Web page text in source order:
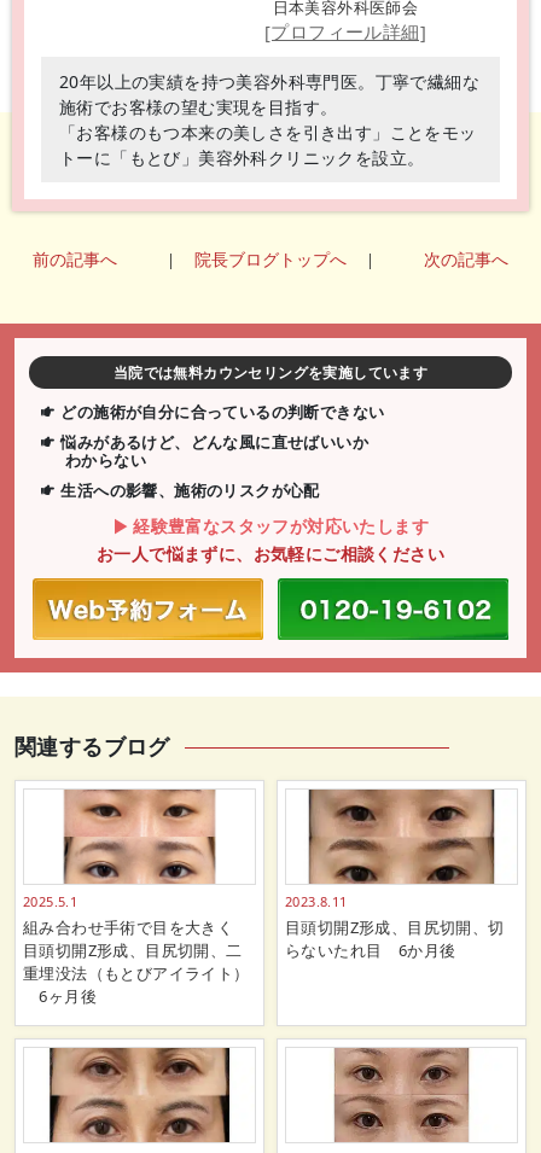
日本美容外科医師会
[プロフィール詳細]
20年以上の実績を持つ美容外科専門医。丁寧で繊細な
施術でお客様の望む実現を目指す。
「お客様のもつ本来の美しさを引き出す」ことをモッ
トーに「もとび」美容外科クリニックを設立。
前の記事へ 院長ブログトップへ 次の記事へ
当院では無料カウンセリングを実施しています
どの施術が自分に合っているの判断できない
悩みがあるけど、どんな風に直せばいいか
わからない
生活への影響、施術のリスクが心配
経験豊富なスタッフが対応いたします
お一人で悩まずに、お気軽にご相談ください
関連するブログ
2025.5.1
組み合わせ手術で目を大きく
目頭切開Z形成、目尻切開、二
重埋没法（もとびアイライト）
6ヶ月後
2023.8.11
目頭切開Z形成、目尻切開、切
らないたれ目 6か月後